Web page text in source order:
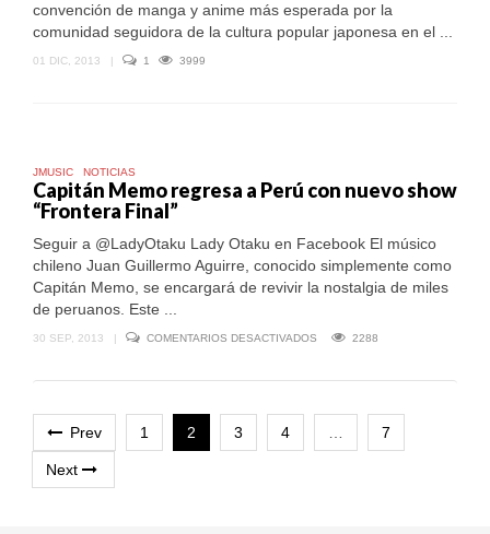
convención de manga y anime más esperada por la
comunidad seguidora de la cultura popular japonesa en el ...
01 DIC, 2013 | 1 3999
JMUSIC NOTICIAS
Capitán Memo regresa a Perú con nuevo show
“Frontera Final”
Seguir a @LadyOtaku Lady Otaku en Facebook El músico
chileno Juan Guillermo Aguirre, conocido simplemente como
Capitán Memo, se encargará de revivir la nostalgia de miles
de peruanos. Este ...
30 SEP, 2013 | COMENTARIOS DESACTIVADOS
REGRESA
NUEVO
SHOW
2288
Prev 1 2 3 4 … 7
Next